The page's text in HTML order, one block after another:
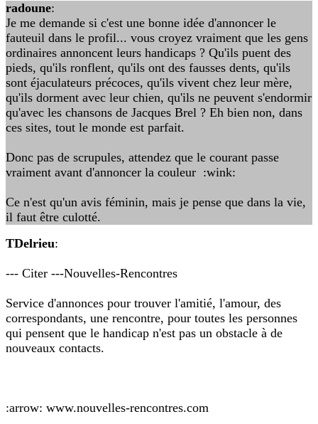
radoune:
Je me demande si c'est une bonne idée d'annoncer le
fauteuil dans le profil... vous croyez vraiment que les gens
ordinaires annoncent leurs handicaps ? Qu'ils puent des
pieds, qu'ils ronflent, qu'ils ont des fausses dents, qu'ils
sont éjaculateurs précoces, qu'ils vivent chez leur mère,
qu'ils dorment avec leur chien, qu'ils ne peuvent s'endormir
qu'avec les chansons de Jacques Brel ? Eh bien non, dans
ces sites, tout le monde est parfait.
Donc pas de scrupules, attendez que le courant passe
vraiment avant d'annoncer la couleur :wink:
Ce n'est qu'un avis féminin, mais je pense que dans la vie,
il faut être culotté.
TDelrieu:
--- Citer ---Nouvelles-Rencontres
Service d'annonces pour trouver l'amitié, l'amour, des
correspondants, une rencontre, pour toutes les personnes
qui pensent que le handicap n'est pas un obstacle à de
nouveaux contacts.
:arrow: www.nouvelles-rencontres.com